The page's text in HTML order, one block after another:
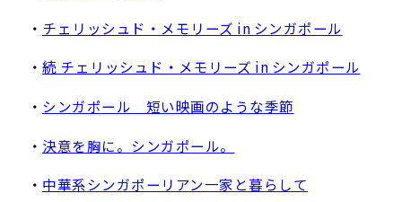
・ チェリッシュド・メモリーズ in シンガポール
・続 チェリッシュド・メモリーズ in シンガポール
・ シンガポール 短い映画のような季節
・ 決意を胸に。シンガポール。
・ 中華系シンガポーリアン一家と暮らして